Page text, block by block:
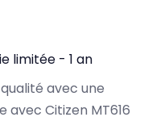
limitée - 1 an
avec une
Citizen MT616